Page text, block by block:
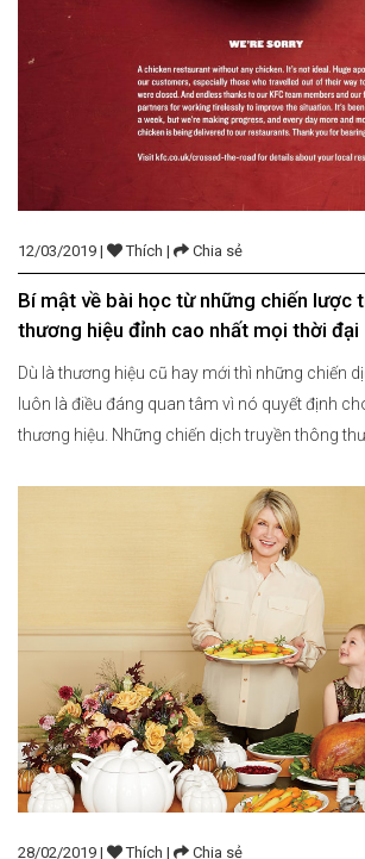
12/03/2019 | Thích | Chia sẻ
Bí mật về bài học từ những chiến lược
thương hiệu đỉnh cao nhất mọi thời đại
Dù là thương hiệu cũ hay mới thì những chiến
luôn là điều đáng quan tâm vì nó quyết định
thương hiệu. Những chiến dịch truyền thông
28/02/2019 | Thích | Chia sẻ